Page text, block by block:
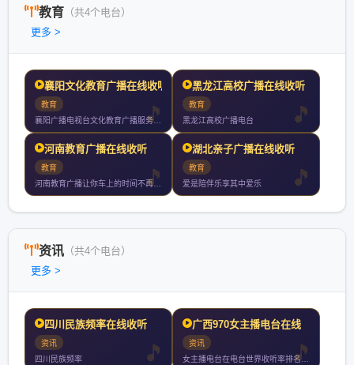
教育 （共4个电台）
更多 >
襄阳文化教育广播在线收听
教育
襄阳广播电视台文化教育广播服务有车一族有孩一族单身一族等全受
黑龙江高校广播在线收听
教育
黑龙江高校广播电台
河南教育广播在线收听
教育
河南教育广播让你车上的时间不再无聊用有趣的方式打开知识随时打
湖北亲子广播在线收听
教育
爱是陪伴乐享其中爱乐
资讯 （共4个电台）
更多 >
四川民族频率在线收听
资讯
四川民族频率
广西970女主播电台在线
资讯
女主播电台在电台世界收听率排名第十三位央视索福瑞数据调查以半